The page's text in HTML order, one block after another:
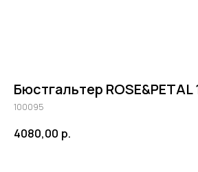
Бюстгальтер ROSE&PETAL
100095
4080,00 р.